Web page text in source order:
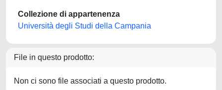
Collezione di appartenenza
Università degli Studi della Campania
File in questo prodotto:
Non ci sono file associati a questo prodotto.